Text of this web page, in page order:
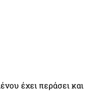
έχει περάσει και